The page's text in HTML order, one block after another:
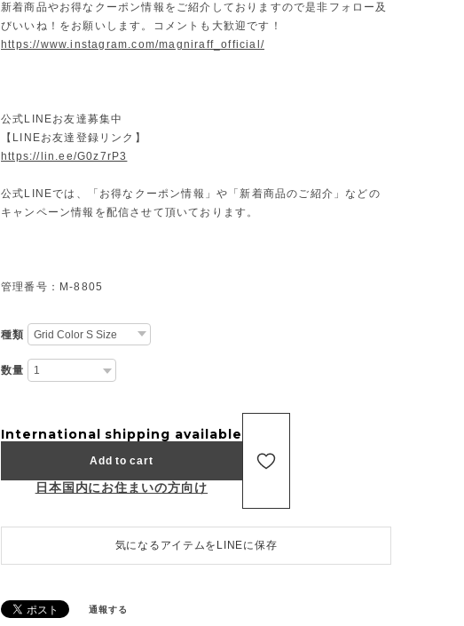
新着商品やお得なクーポン情報をご紹介しておりますので是非フォロー及
びいいね！をお願いします。コメントも大歓迎です！
https://www.instagram.com/magniraff_official/
公式LINEお友達募集中
【LINEお友達登録リンク】
https://lin.ee/G0z7rP3
公式LINEでは、「お得なクーポン情報」や「新着商品のご紹介」などの
キャンペーン情報を配信させて頂いております。
管理番号：M-8805
種類
数量
International shipping available
Add to cart
日本国内にお住まいの方向け
気になるアイテムをLINEに保存
通報する